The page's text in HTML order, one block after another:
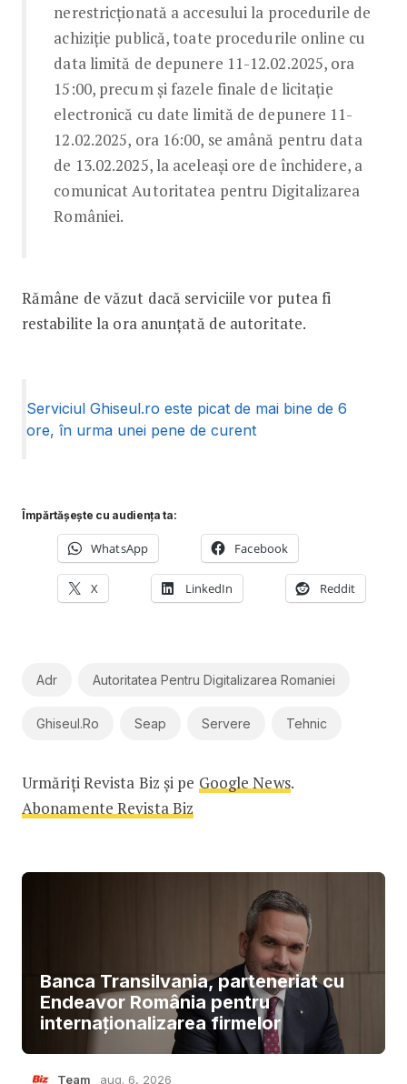
nerestricționată a accesului la procedurile de
achiziție publică, toate procedurile online cu
data limită de depunere 11-12.02.2025, ora
15:00, precum și fazele finale de licitație
electronică cu date limită de depunere 11-
12.02.2025, ora 16:00, se amână pentru data
de 13.02.2025, la aceleași ore de închidere, a
comunicat Autoritatea pentru Digitalizarea
României.
Rămâne de văzut dacă serviciile vor putea fi
restabilite la ora anunțată de autoritate.
Serviciul Ghiseul.ro este picat de mai bine de 6
ore, în urma unei pene de curent
Împărtășește cu audiența ta:
WhatsApp Facebook
X LinkedIn Reddit
Adr Autoritatea Pentru Digitalizarea Romaniei
Ghiseul.ro Seap Servere Tehnic
Urmăriți Revista Biz și pe Google News.
Abonamente Revista Biz
Banca Transilvania, parteneriat cu
Endeavor România pentru
internaționalizarea firmelor
Team aug. 6, 2026